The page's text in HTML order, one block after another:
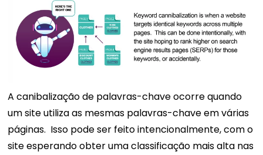
A canibalização de palavras-chave ocorre quando
um site utiliza as mesmas palavras-chave em várias
páginas. Isso pode ser feito intencionalmente, com o
site esperando obter uma classificação mais alta nas